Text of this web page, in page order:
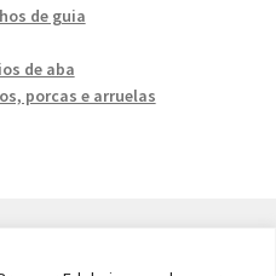
de guia
de aba
porcas e arruelas